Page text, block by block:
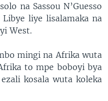
na Sassou N’Guesso
liye lisalamaka na
West.
mingi na Afrika wuta
to mpe boboyi bya
kosala wuta koleka